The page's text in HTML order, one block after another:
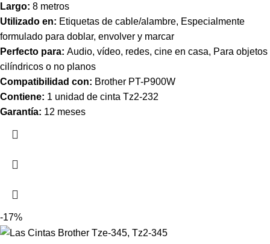
Largo: 8 metros
Utilizado en: Etiquetas de cable/alambre, Especialmente
formulado para doblar, envolver y marcar
Perfecto para: Audio, vídeo, redes, cine en casa, Para objetos
cilíndricos o no planos
Compatibilidad con: Brother PT-P900W
Contiene: 1 unidad de cinta Tz2-232
Garantía: 12 meses
-17%